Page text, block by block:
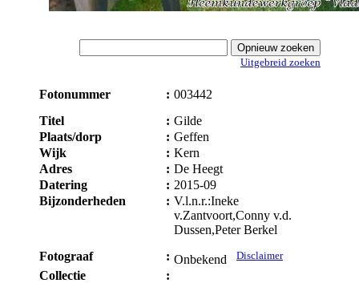
Uitgebreid zoeken
Fotonummer : 003442
Titel
: Gilde
Plaats/dorp
: Geffen
Wijk
: Kern
Adres
: De Heegt
Datering
: 2015-09
Bijzonderheden
: V.l.n.r.:Ineke
v.Zantvoort,Conny v.d.
Dussen,Peter Berkel
Fotograaf
: Onbekend Disclaimer
Collectie
: